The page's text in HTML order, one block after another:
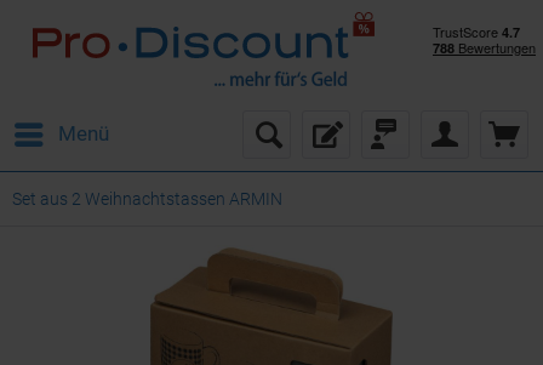
Menü
Set aus 2 Weihnachtstassen ARMIN